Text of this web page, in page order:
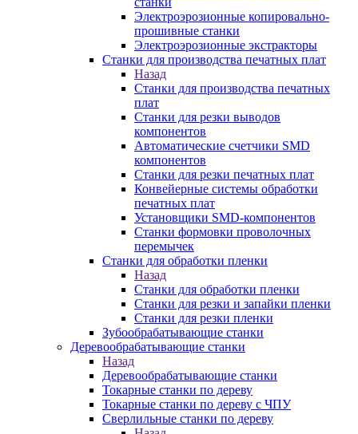
Электроэрозионные копировально-
прошивные станки
Электроэрозионные экстракторы
Станки для производства печатных плат
Назад
Станки для производства печатных
плат
Станки для резки выводов
компонентов
Автоматические счетчики SMD
компонентов
Станки для резки печатных плат
Конвейерные системы обработки
печатных плат
Установщики SMD-компонентов
Станки формовки проволочных
перемычек
Станки для обработки пленки
Назад
Станки для обработки пленки
Станки для резки и запайки пленки
Станки для резки пленки
Зубообрабатывающие станки
Деревообрабатывающие станки
Назад
Деревообрабатывающие станки
Токарные станки по дереву
Токарные станки по дереву с ЧПУ
Сверлильные станки по дереву